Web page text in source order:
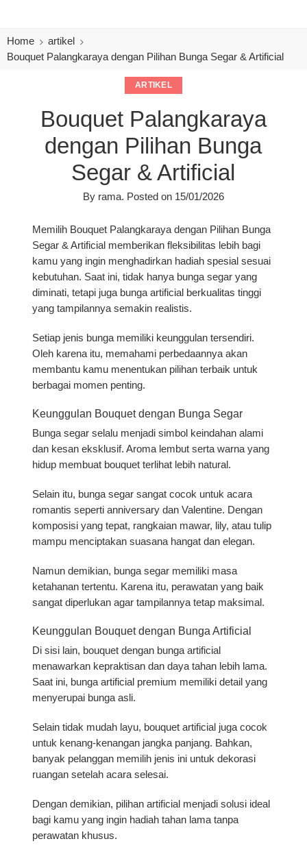
Home
artikel
Bouquet Palangkaraya dengan Pilihan Bunga Segar & Artificial
ARTIKEL
Bouquet Palangkaraya
dengan Pilihan Bunga
Segar & Artificial
By rama. Posted on 15/01/2026
Memilih Bouquet Palangkaraya dengan Pilihan Bunga
Segar & Artificial memberikan fleksibilitas lebih bagi
kamu yang ingin menghadirkan hadiah spesial sesuai
kebutuhan. Saat ini, tidak hanya bunga segar yang
diminati, tetapi juga bunga artificial berkualitas tinggi
yang tampilannya semakin realistis.
Setiap jenis bunga memiliki keunggulan tersendiri.
Oleh karena itu, memahami perbedaannya akan
membantu kamu menentukan pilihan terbaik untuk
berbagai momen penting.
Keunggulan Bouquet dengan Bunga Segar
Bunga segar selalu menjadi simbol keindahan alami
dan kesan eksklusif. Aroma lembut serta warna yang
hidup membuat bouquet terlihat lebih natural.
Selain itu, bunga segar sangat cocok untuk acara
romantis seperti anniversary dan Valentine. Dengan
komposisi yang tepat, rangkaian mawar, lily, atau tulip
mampu menciptakan suasana hangat dan elegan.
Namun demikian, bunga segar memiliki masa
ketahanan tertentu. Karena itu, perawatan yang baik
sangat diperlukan agar tampilannya tetap maksimal.
Keunggulan Bouquet dengan Bunga Artificial
Di sisi lain, bouquet dengan bunga artificial
menawarkan kepraktisan dan daya tahan lebih lama.
Saat ini, bunga artificial premium memiliki detail yang
menyerupai bunga asli.
Selain tidak mudah layu, bouquet artificial juga cocok
untuk kenang-kenangan jangka panjang. Bahkan,
banyak pelanggan memilih jenis ini untuk dekorasi
ruangan setelah acara selesai.
Dengan demikian, pilihan artificial menjadi solusi ideal
bagi kamu yang ingin hadiah tahan lama tanpa
perawatan khusus.